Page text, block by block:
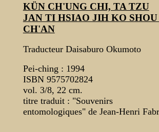
KÜN CH'UNG CHI, TA TZU
JAN TI HSIAO JIH KO SHOU
CH'AN
Traducteur Daisaburo Okumoto
Pei-ching : 1994
ISBN 9575702824
vol. 3/8, 22 cm.
titre traduit : "Souvenirs
entomologiques" de Jean-Henri